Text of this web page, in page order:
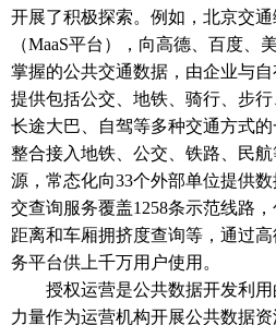
开展了积极探索。例如，北京交
（MaaS平台），向高德、百度、
掌握的公共交通数据，由企业与
提供包括公交、地铁、骑行、步行
长途大巴、自驾等多种交通方式
整合接入地铁、公交、铁路、民
源，常态化向33个外部单位提供
交查询服务覆盖1258条示范线路
距离和车厢拥挤度查询等，通过
务平台供上千万用户使用。
授权运营是公共数据开发利用
力量作为运营机构开展公共数据